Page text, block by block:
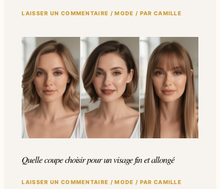
LAISSER UN COMMENTAIRE /MODE / PAR CAMILLE
Quelle coupe choisir pour un visage fin et allongé
LAISSER UN COMMENTAIRE /MODE / PAR CAMILLE